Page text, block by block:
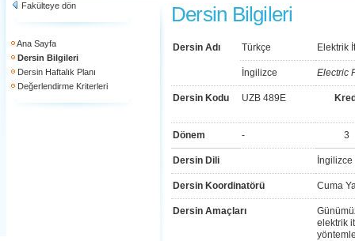
Fakülteye dön
Ana Sayfa
Dersin Bilgileri
Dersin Haftalık Planı
Değerlendirme Kriterleri
Dersin Bilgileri
Dersin Adı Türkçe Elektrik
İngilizce Electric
Dersin Kodu UZB 489E
Dönem - 3
Dersin Dili İngilizce
Dersin Koordinatörü Cuma
Dersin Amaçları
elektrik